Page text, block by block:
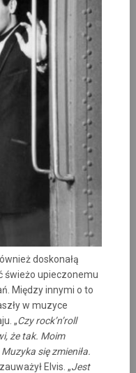
doskonałą
świeżo upieczonemu
Między innymi o to
w muzyce
„Czy rock’n’roll
że tak. Moim
się zmieniła.
Elvis. „Jest